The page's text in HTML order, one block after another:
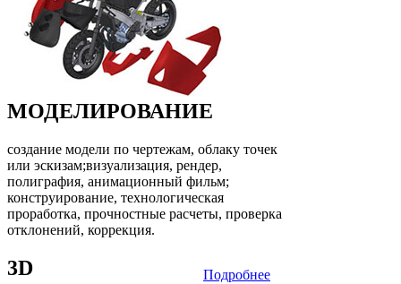
МОДЕЛИРОВАНИЕ
создание модели по чертежам, облаку точек
или эскизам;визуализация, рендер,
полиграфия, анимационный фильм;
конструирование, технологическая
проработка, прочностные расчеты, проверка
отклонений, коррекция.
Подробнее
3D